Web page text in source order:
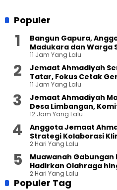
Populer
Bangun Gapura,
Madukara dan Warga
11 Jam Yang Lalu
Jemaat Ahmadiyah
Tatar, Fokus Cetak
11 Jam Yang Lalu
Jemaat Ahmadiyah
Desa Limbangan,
12 Jam Yang Lalu
Anggota Jemaat
Strategi Kolaborasi
2 Hari Yang Lalu
Muawanah Gabungan
Hadirkan Olahraga
Sampah
2 Hari Yang Lalu
Populer Tag